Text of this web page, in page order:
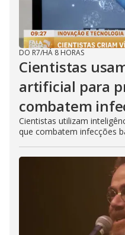
DO R7/HÁ 8 HORAS
Cientistas
artificial para
combatem
Cientistas utilizam
que combatem infecções